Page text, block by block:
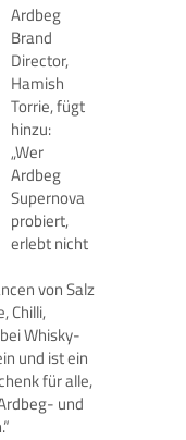
Ardbeg
Brand
Director,
Hamish
Torrie, fügt
hinzu:
„Wer
Ardbeg
Supernova
probiert,
erlebt nicht
von Salz
Chilli,
Whisky-
und ist ein
für alle,
und